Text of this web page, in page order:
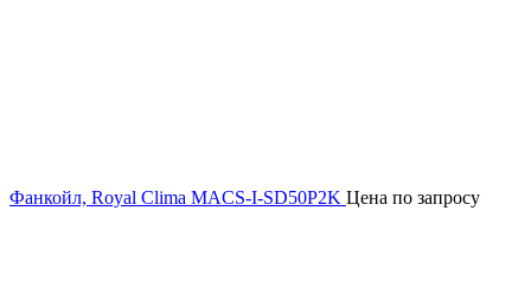
Фанкойл, Royal Clima MACS-I-SD50P2K Цена по запросу